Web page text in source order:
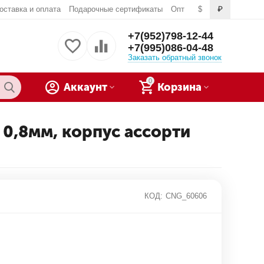
$ ₽
и оплата Подарочные сертификаты Опт
+7(952)798-12-44
+7(995)086-04-48
Заказать обратный звонок
0
Корзина
Аккаунт
корпус ассорти
КОД: CNG_60606